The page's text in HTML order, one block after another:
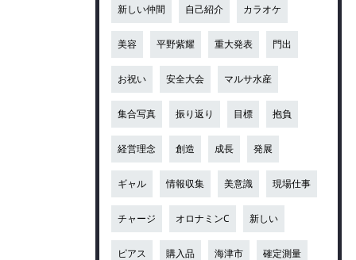
新しい仲間 自己紹介 カラオケ
美容 平野紫耀 重大発表 門出
お祝い 安全大会 マルサ水産
集合写真 振り返り 目標 抱負
経営理念 創造 成長 発展
ギャル 情報収集 美意識 現場仕事
チャージ オロナミンC 新しい
ピアス 購入品 海津市 確定測量